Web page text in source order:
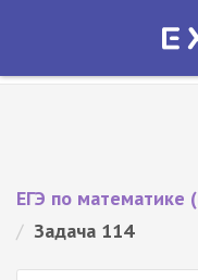
Экзамер —
ЕГЭ по математике
/ Задача 114